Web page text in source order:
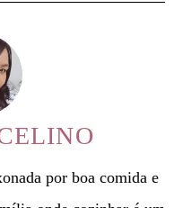
por boa comida e